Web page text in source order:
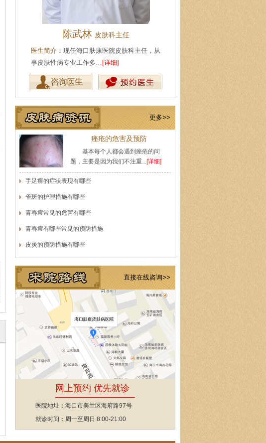
陈武林 皮肤科主任
医生简介 ：现任海口肤康医院皮肤科主任，从
事皮肤性病专业工作多… [详细]
更多>>
痤疮的危害及预防
基本每个人都会遇到痤疮的问
题，主要是因为我们不注重...[详细]
手足癣的症状表现有哪些
雀斑的护理措施有哪些
青春痘常见的危害有哪些
青春痘有哪些常见的预防措施
皮炎的预防措施有哪些
直接在线咨询>>
网上预约 优先就诊
医院地址：海口市美兰区海府路97号
就诊时间：周一至周日 8:00-21:00